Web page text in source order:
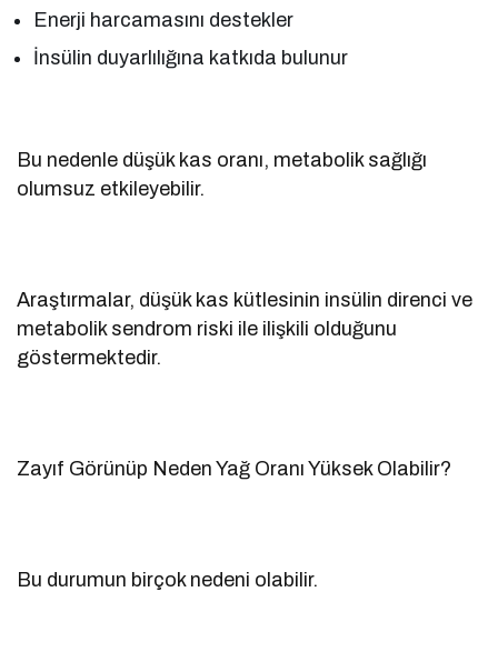
Enerji harcamasını destekler
İnsülin duyarlılığına katkıda bulunur
Bu nedenle düşük kas oranı, metabolik sağlığı
olumsuz etkileyebilir.
Araştırmalar, düşük kas kütlesinin insülin direnci ve
metabolik sendrom riski ile ilişkili olduğunu
göstermektedir.
Zayıf Görünüp Neden Yağ Oranı Yüksek Olabilir?
Bu durumun birçok nedeni olabilir.